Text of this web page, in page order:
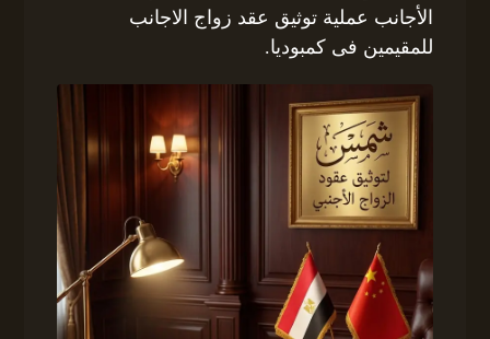
الأجانب عملية توثيق عقد زواج الاجانب
للمقيمين فى كمبوديا.